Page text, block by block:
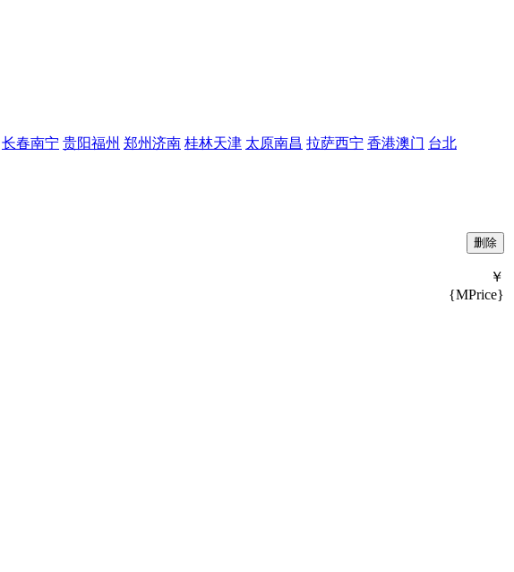
长春南宁 贵阳福州 郑州济南 桂林天津 太原南昌 拉萨西宁 香港澳门 台北
￥
{MPrice}